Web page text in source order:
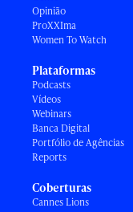
Opinião
ProXXIma
Women To Watch
Plataformas
Podcasts
Vídeos
Webinars
Banca Digital
Portfólio de Agências
Reports
Coberturas
Cannes Lions